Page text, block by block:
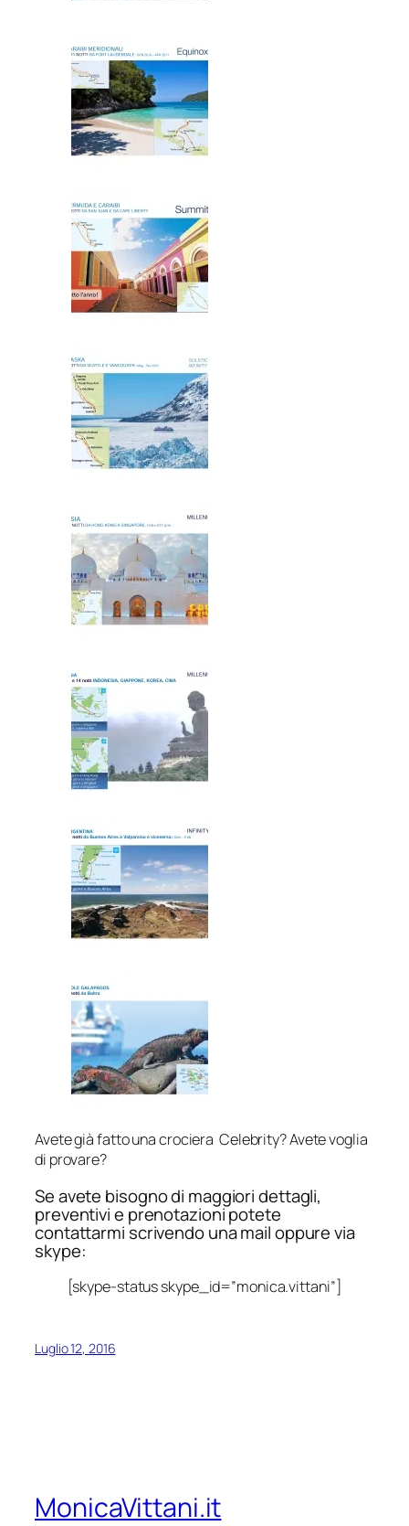
Avete già fatto una crociera Celebrity? Avete voglia
di provare?
Se avete bisogno di maggiori dettagli,
preventivi e prenotazioni potete
contattarmi scrivendo una mail oppure via
skype:
[skype-status skype_id=”monica.vittani”]
Luglio 12, 2016
MonicaVittani.it